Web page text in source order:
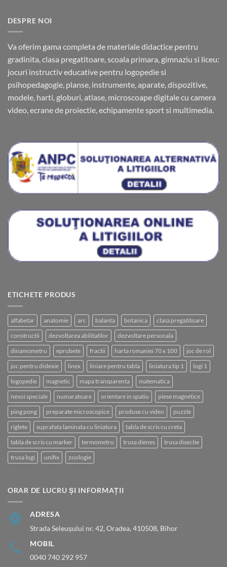
DESPRE NOI
Va oferim gama completa de materiale didactice pentru
gradinita, clasa pregatitoare, scoala primara, gimnaziu si liceu:
jocuri instructiv educative pentru logopedie si
psihopedagogie, planse, instrumente, aparate, dispozitive,
modele, harti, globuri, atlase, microscoape digitale cu camera
video, ecrane de proiectie, echipamente sport si multimedia.
ETICHETE PRODUS
alfabetar anatomie arc balanta botanica clasa pregatitoare
constructii dezvoltarea abilitatilor dezvoltare personala
dinamometru eprubete fractii harta romaniei 70 x 100 joc de rol
joc pentru dislexie linex liniare pentru tabla liniatura tip 1 logi 1
logopedie magnetic mapa transparenta matematica
nevoi speciale numaratoare orientare in spatiu piese magnetice
ping pong preparate microscopice produse cu video puzzle
riglete suprafata laminata cu liniatura tabla de scris cu creta
tabla de scris cu marker termometru trusa dienes trusa disectie
trusa logi unifix zoologie
ORAR DE LUCRU ȘI INFORMAȚII
ADRESA
Strada Seleușului nr. 42, Oradea, 410508, Bihor
MOBIL
0040 740 292 957